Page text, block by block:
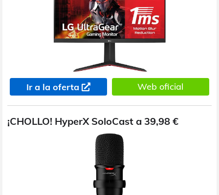
Ir a la oferta Web oficial
¡CHOLLO! HyperX SoloCast a 39,98 €